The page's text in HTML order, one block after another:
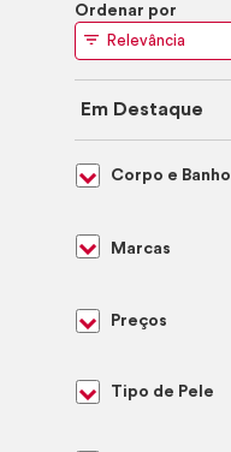
Ordenar por
Em Destaque
Corpo e Banho
Marcas
Preços
Tipo de Pele